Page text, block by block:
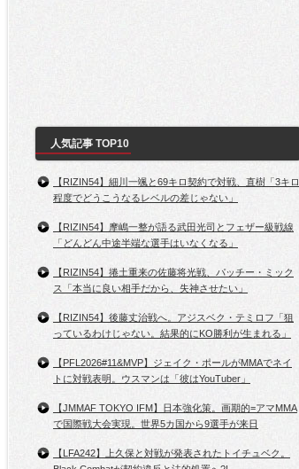
人気記事 TOP10
【RIZIN54】細川一颯と69キロ契約で対戦、直樹「3キロ
程度でどうこうなるレベルの差じゃない」
【RIZIN54】摩嶋一整が語る武田光司とフェザー級戦線
「どんどん中途半端な選手はいなくなる」
【RIZIN54】捲土重来の佐藤将光戦、パッチー・ミック
ス「本当に良い相手だから、失神させたい」
【RIZIN54】後藤丈治戦へ。アジスベク・テミロフ「狙
っているわけじゃない。結果的にKO勝利が生まれる」
【PFL2026#11&MVP】ジェイク・ポールがMMAでネイ
トに対戦表明。ウスマンは「彼はYouTuber」
【JMMAF TOKYO IFM】日本強化策。画期的=アマMMA
で国際戦大会実現。世界5カ国から9選手が来日
【LFA242】上久保と対戦が発表されたトイチュベク。